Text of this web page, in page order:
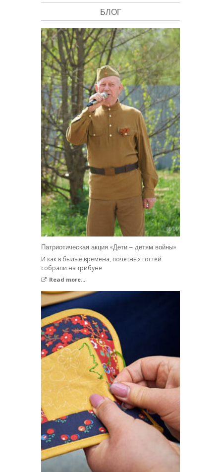
БЛОГ
Патриотическая акция «Дети – детям войны»
И как в былые времена, почетных гостей
собрали на трибуне
Read more...